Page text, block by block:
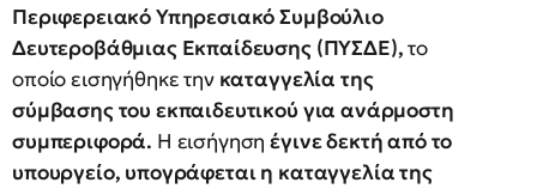
Περιφερειακό Υπηρεσιακό Συμβούλιο
Δευτεροβάθμιας Εκπαίδευσης (ΠΥΣΔΕ),το
οποίο εισηγήθηκε την καταγγελία της
σύμβασης του εκπαιδευτικού για ανάρμοστη
συμπεριφορά. Η εισήγησηέγινε δεκτή από το
υπουργείο, υπογράφεται η καταγγελία της